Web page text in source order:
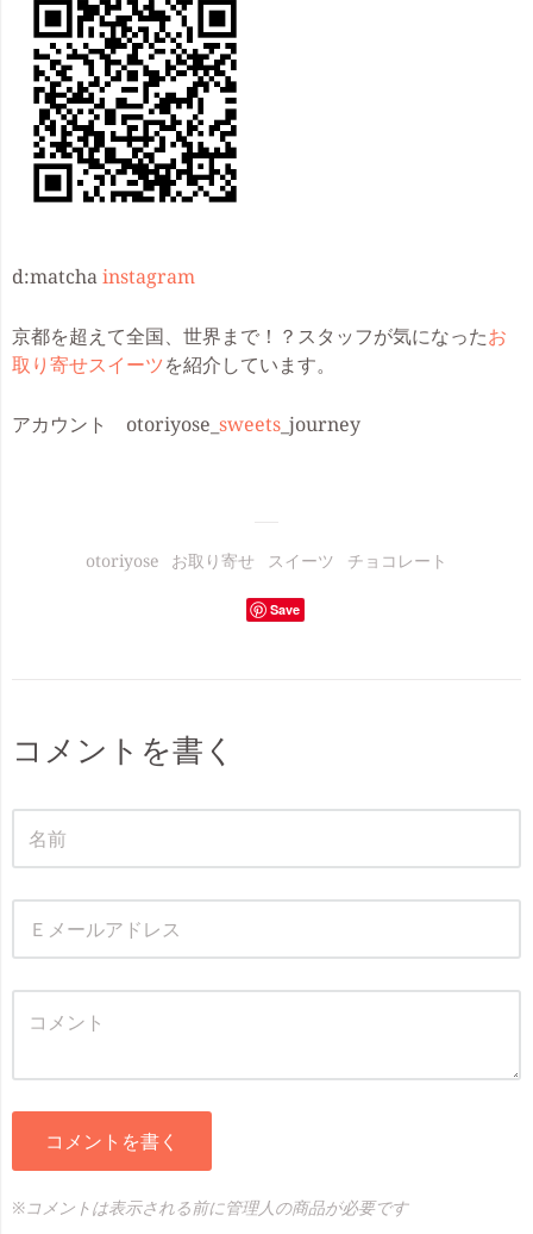
d:matchainstagram
京都を超えて全国、世界まで！？スタッフが気になったお
取り寄せスイーツを紹介しています。
アカウント otoriyose_ sweets _journey
otoriyose お取り寄せ スイーツ チョコレート
Save
コメントを書く
コメントを書く
※コメントは表示される前に管理人の商品が必要です